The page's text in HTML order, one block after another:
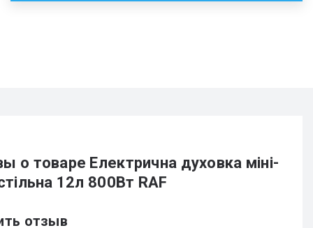
о товаре Електрична духовка міні-
12л 800Вт RAF
отзыв